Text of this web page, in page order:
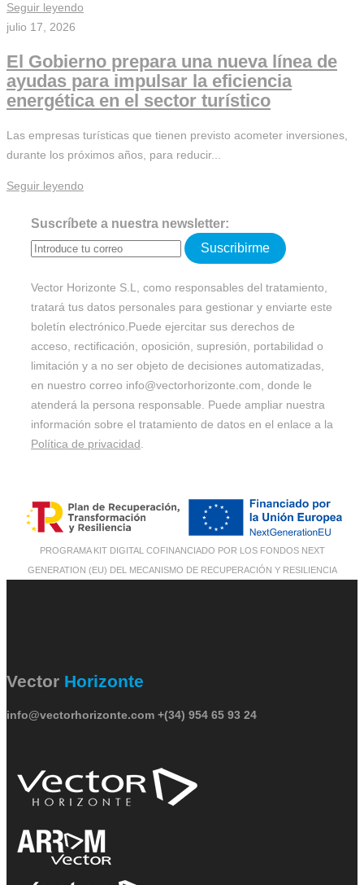
Seguir leyendo
julio 17, 2026
El Gobierno prepara una nueva línea de
ayudas para impulsar la eficiencia
energética en el sector turístico
Las empresas turísticas que tienen previsto acometer inversiones,
durante los próximos años, para reducir...
Seguir leyendo
Suscríbete a nuestra newsletter:
Suscribirme
Vector Horizonte S.L, como responsables del tratamiento,
tratará tus datos personales para gestionar y enviarte este
boletín electrónico.Puede ejercitar sus derechos de
acceso, rectificación, oposición, supresión, portabilidad o
limitación y a no ser objeto de decisiones automatizadas,
en nuestro correo info@vectorhorizonte.com, donde le
atenderá la persona responsable. Puede ampliar nuestra
información sobre el tratamiento de datos en el enlace a la
Política de privacidad
PROGRAMA KIT DIGITAL COFINANCIADO POR LOS FONDOS NEXT
GENERATION (EU) DEL MECANISMO DE RECUPERACIÓN Y RESILIENCIA
Vector Horizonte
info@vectorhorizonte.com +(34) 954 65 93 24